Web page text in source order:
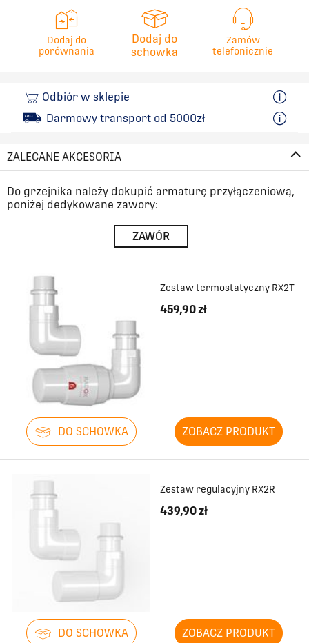
Dodaj do
porównania
Dodaj do
schowka
Zamów
telefonicznie
Odbiór w sklepie
Darmowy transport od 5000zł
ZALECANE AKCESORIA
Do grzejnika należy dokupić armaturę przyłączeniową,
poniżej dedykowane zawory:
ZAWÓR
Zestaw termostatyczny RX2T
459,90 zł
DO SCHOWKA ZOBACZ PRODUKT
Zestaw regulacyjny RX2R
439,90 zł
DO SCHOWKA ZOBACZ PRODUKT